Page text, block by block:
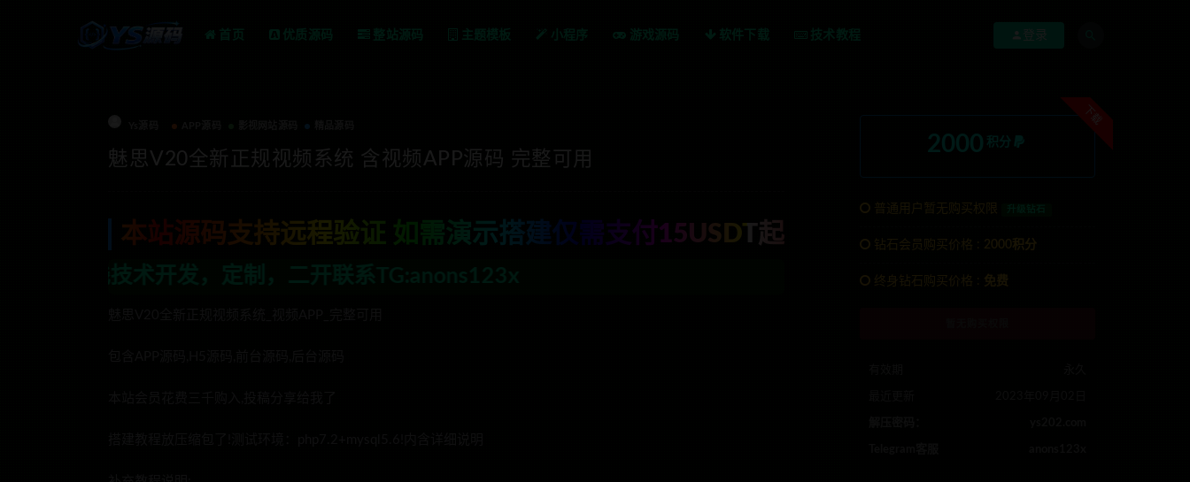
首页 优质源码 整站源码 主题模板 小程序 游戏源码 软件下载 技术教程 登录
魅思V20全新正规视频系统 含视频APP源码 完整可用
本站源码支持远程验证 如需演示搭建仅需支付15USDT起
下载
2000 积分
普通用户暂无购买权限
钻石会员购买价格 : 2000积分
终身钻石购买价格 : 免费